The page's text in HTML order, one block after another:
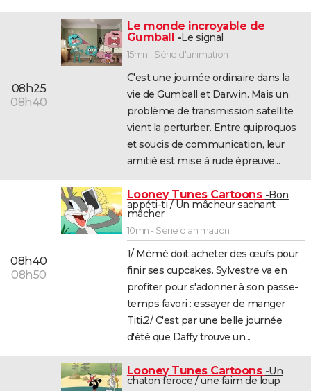
08h25
08h40
Le monde incroyable de
Gumball
Le signal
15mn - Série d'animation
C'est une journée ordinaire dans la
vie de Gumball et Darwin. Mais un
problème de transmission satellite
vient la perturber. Entre quiproquos
et soucis de communication, leur
amitié est mise à rude épreuve...
08h40
08h50
Looney Tunes Cartoons Bon
appéti-ti / Un mâcheur sachant
mâcher
10mn - Série d'animation
1/ Mémé doit acheter des œufs pour
finir ses cupcakes. Sylvestre va en
profiter pour s'adonner à son passe-
temps favori : essayer de manger
Titi.2/ C'est par une belle journée
d'été que Daffy trouve un...
Looney Tunes Cartoons Un
chaton feroce / une faim de loup